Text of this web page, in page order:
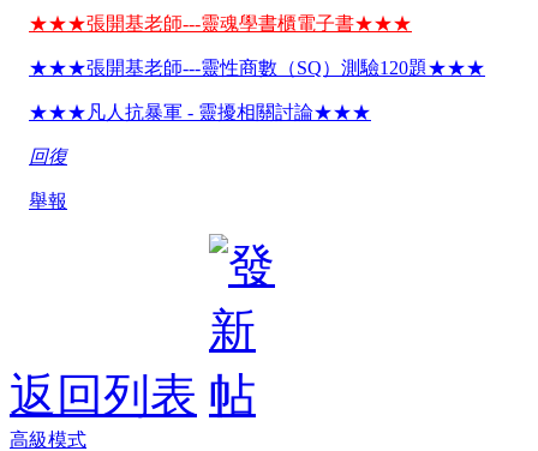
★★★張開基老師---靈魂學書櫃電子書★★★
★★★張開基老師---靈性商數（SQ）測驗120題★★★
★★★凡人抗暴軍 - 靈擾相關討論★★★
回復
舉報
返回列表
高級模式